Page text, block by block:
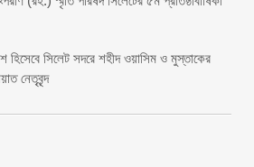
হিসেবে সিলেট সদরে শহীদ ওয়াসিম ও মুস্তাকের
নেতৃবৃন্দ